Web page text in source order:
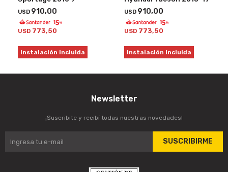
USD 910,00
USD 773,50
Instalación Incluida
USD 910,00
USD 773,50
Instalación Incluida
Newsletter
¡Suscribite y recibí todas nuestras novedades!
SUSCRIBIRME